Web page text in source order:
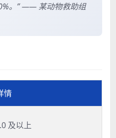
。” —— 某动物救助组
情
及以上